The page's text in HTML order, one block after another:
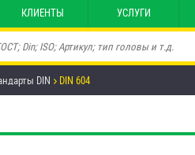
КЛИЕНТЫ УСЛУГИ
DIN DIN 604